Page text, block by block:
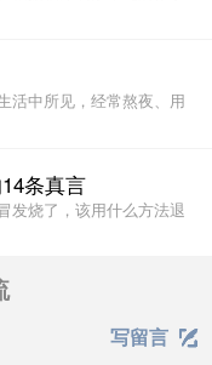
活中所见，经常熬夜、用
条真言
发烧了，该用什么方法退
写留言 